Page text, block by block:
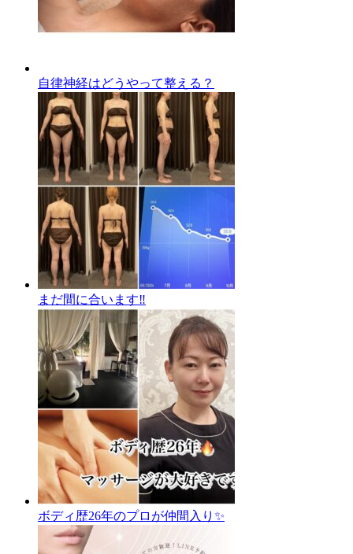
自律神経はどうやって整える？
まだ間に合います‼️
ボディ歴26年のプロが仲間入り✨